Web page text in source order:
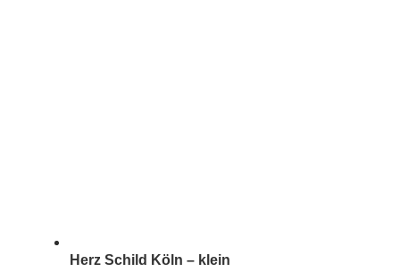
Herz Schild Köln – klein